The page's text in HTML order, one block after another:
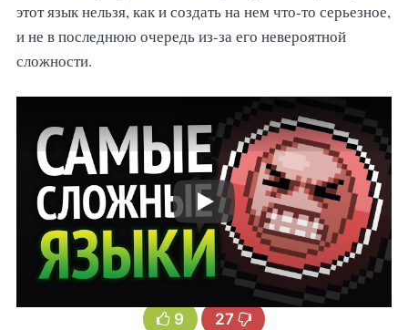
этот язык нельзя, как и создать на нем что-то серьезное,
и не в последнюю очередь из-за его невероятной
сложности.
9 27